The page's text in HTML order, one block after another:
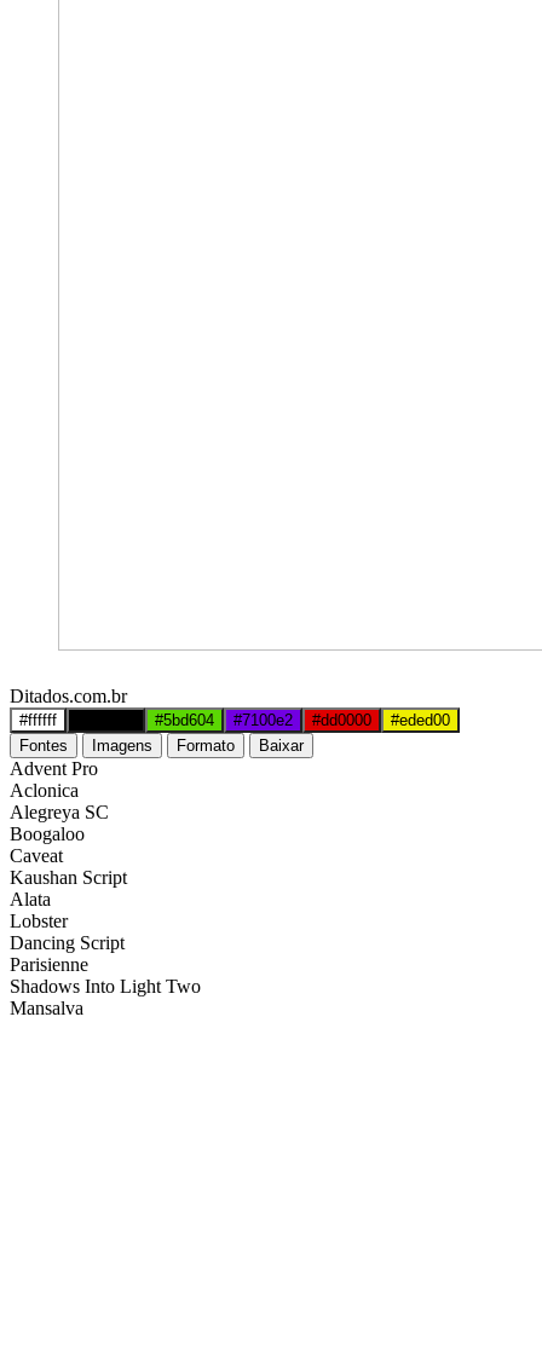
Ditados.com.br
#ffffff #5bd604 #7100e2 #dd0000
#eded00
Fontes
Imagens Formato Baixar
Advent Pro
Aclonica
Alegreya SC
Boogaloo
Caveat
Kaushan Script
Alata
Lobster
Dancing Script
Parisienne
Shadows Into Light Two
Mansalva